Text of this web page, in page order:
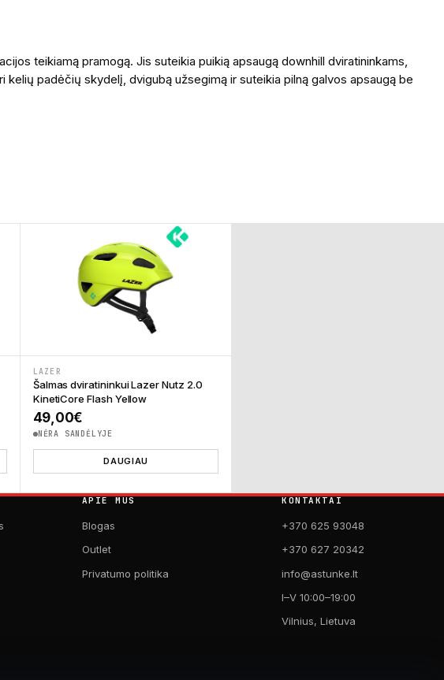
teikiamą pramogą. Jis suteikia puikią apsaugą downhill dviratininkams,
padėčių skydelį, dvigubą užsegimą ir suteikia pilną galvos apsaugą be
LAZER
Šalmas dviratininkui Lazer Nutz 2.0
KinetiCore Flash Yellow
49,00€
NĖRA SANDĖLYJE
DAUGIAU
APIE MUS
Blogas
Outlet
Privatumo politika
KONTAKTAI
+370 625 93048
+370 627 20342
info@astunke.lt
I–V 10:00–19:00
Vilnius, Lietuva